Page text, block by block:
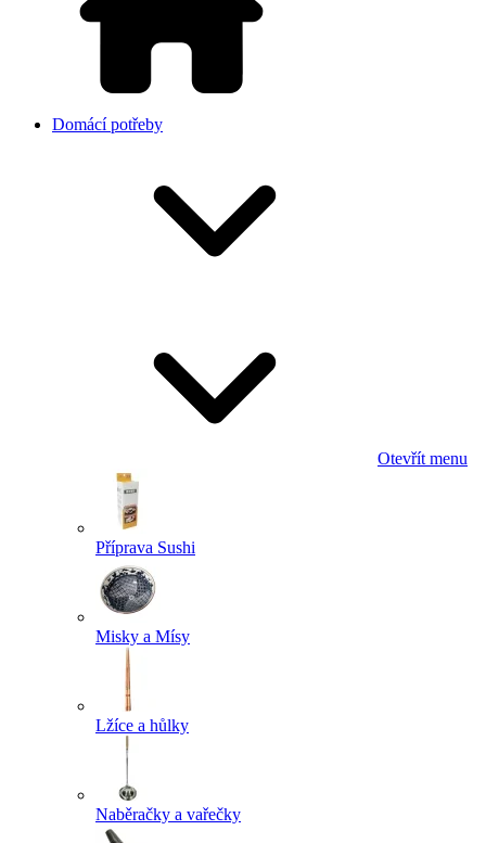
Domácí potřeby
Otevřít menu
Příprava Sushi
Misky a Mísy
Lžíce a hůlky
Naběračky a vařečky